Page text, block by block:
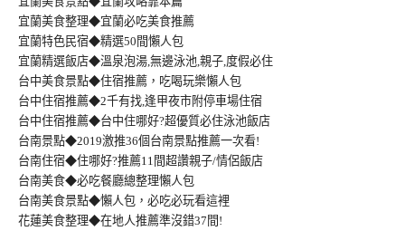
宜蘭美食整理◆宜蘭必吃美食推薦
宜蘭特色民宿◆精選50間懶人包
宜蘭精選飯店◆溫泉泡湯,無邊泳池,親子,度假必住
台中美食景點◆住宿推薦，吃喝玩樂懶人包
台中住宿推薦◆2千有找,逢甲夜市附停車場住宿
台中住宿推薦◆台中住哪好?超優質必住泳池飯店
台南景點◆2019激推36個台南景點推薦一次看!
台南住宿◆住哪好?推薦11間超讚親子/情侶飯店
台南美食◆必吃餐廳總整理懶人包
台南美食景點◆懶人包，必吃必玩看這裡
花蓮美食整理◆在地人推薦準沒錯37間!